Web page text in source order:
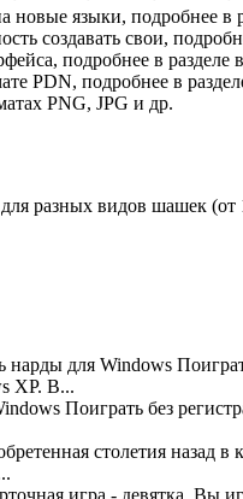
языки, подробнее
создавать свои,
подробнее в разделе
PDN, подробнее в
PNG, JPG и др.
разных видов шашек
нарды для Windows
XP. В...
Поиграть без
столетия назад
игра - девятка. Вы